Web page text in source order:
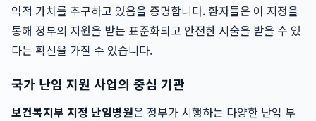
익적 가치를 추구하고 있음을 증명합니다. 환자들은 이 지정을
통해 정부의 지원을 받는 표준화되고 안전한 시술을 받을 수 있
다는 확신을 가질 수 있습니다.
국가 난임 지원 사업의 중심 기관
보건복지부 지정 난임병원은 정부가 시행하는 다양한 난임 부